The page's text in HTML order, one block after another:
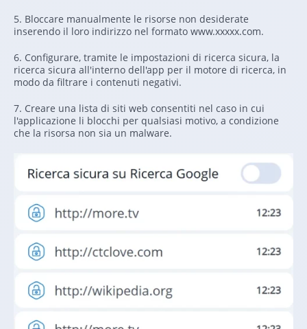
5. Bloccare manualmente le risorse non desiderate
inserendo il loro indirizzo nel formato www.xxxxx.com.
6. Configurare, tramite le impostazioni di ricerca sicura, la
ricerca sicura all'interno dell'app per il motore di ricerca, in
modo da filtrare i contenuti negativi.
7. Creare una lista di siti web consentiti nel caso in cui
l'applicazione li blocchi per qualsiasi motivo, a condizione
che la risorsa non sia un malware.